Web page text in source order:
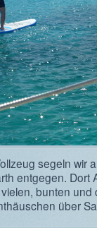
segeln wir
entgegen. Dort
bunten und
über